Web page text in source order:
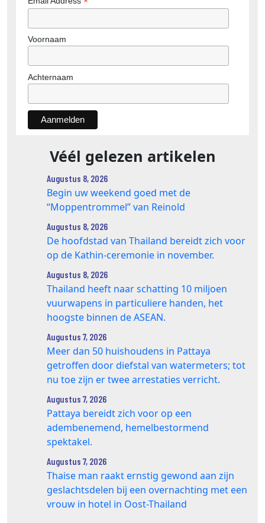
Voornaam
Achternaam
Véél gelezen artikelen
Augustus 8, 2026
Begin uw weekend goed met de
“Moppentrommel” van Reinold
Augustus 8, 2026
De hoofdstad van Thailand bereidt zich voor
op de Kathin-ceremonie in november.
Augustus 8, 2026
Thailand heeft naar schatting 10 miljoen
vuurwapens in particuliere handen, het
hoogste binnen de ASEAN.
Augustus 7, 2026
Meer dan 50 huishoudens in Pattaya
getroffen door diefstal van watermeters; tot
nu toe zijn er twee arrestaties verricht.
Augustus 7, 2026
Pattaya bereidt zich voor op een
adembenemend, hemelbestormend
spektakel.
Augustus 7, 2026
Thaise man raakt ernstig gewond aan zijn
geslachtsdelen bij een overnachting met een
vrouw in hotel in Oost-Thailand